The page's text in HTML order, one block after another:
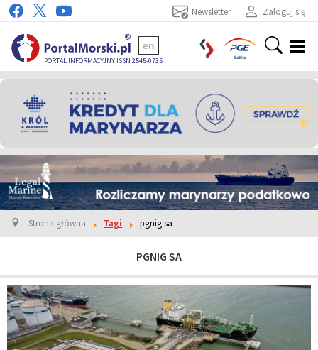
Zaloguj się
Newsletter
PORTAL INFORMACYJNY ISSN 2545-0735
en
Strona główna Tagi pgnig sa
PGNIG SA